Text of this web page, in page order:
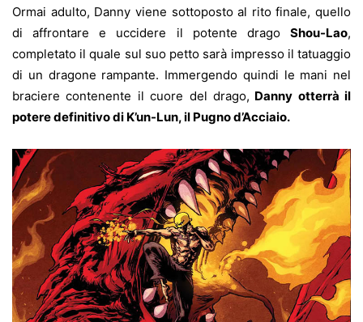
Ormai adulto, Danny viene sottoposto al rito finale, quello
di affrontare e uccidere il potente drago Shou-Lao,
completato il quale sul suo petto sarà impresso il tatuaggio
di un dragone rampante. Immergendo quindi le mani nel
braciere contenente il cuore del drago, Danny otterrà il
potere definitivo di K’un-Lun, il Pugno d’Acciaio.